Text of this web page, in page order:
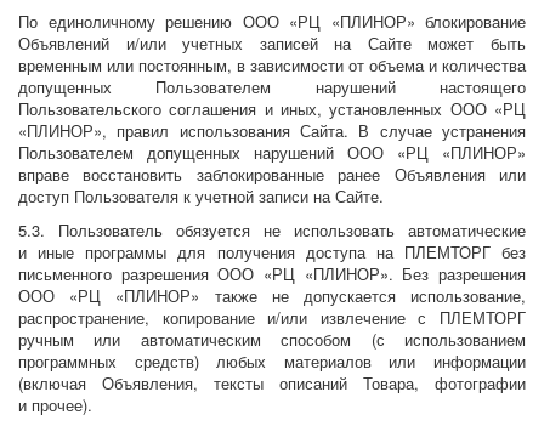
По единоличному решению ООО «РЦ «ПЛИНОР» блокирование
Объявлений и/или учетных записей на Сайте может быть
временным или постоянным, в зависимости от объема и количества
допущенных Пользователем нарушений настоящего
Пользовательского соглашения и иных, установленных ООО «РЦ
«ПЛИНОР», правил использования Сайта. В случае устранения
Пользователем допущенных нарушений ООО «РЦ «ПЛИНОР»
вправе восстановить заблокированные ранее Объявления или
доступ Пользователя к учетной записи на Сайте.
5.3. Пользователь обязуется не использовать автоматические
и иные программы для получения доступа на ПЛЕМТОРГ без
письменного разрешения ООО «РЦ «ПЛИНОР». Без разрешения
ООО «РЦ «ПЛИНОР» также не допускается использование,
распространение, копирование и/или извлечение с ПЛЕМТОРГ
ручным или автоматическим способом (с использованием
программных средств) любых материалов или информации
(включая Объявления, тексты описаний Товара, фотографии
и прочее).